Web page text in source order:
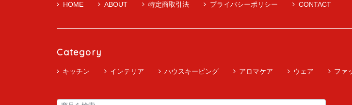
HOME ABOUT 特定商取引法 プライバシーポリシー CONTACT
Category
キッチン インテリア ハウスキーピング アロマケア ウェア ファ